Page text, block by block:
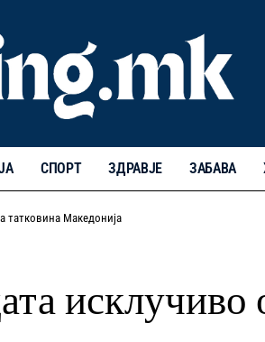
СПОРТ ЗДРАВЈЕ ЗАБАВА
татковина Македонија
исклучиво